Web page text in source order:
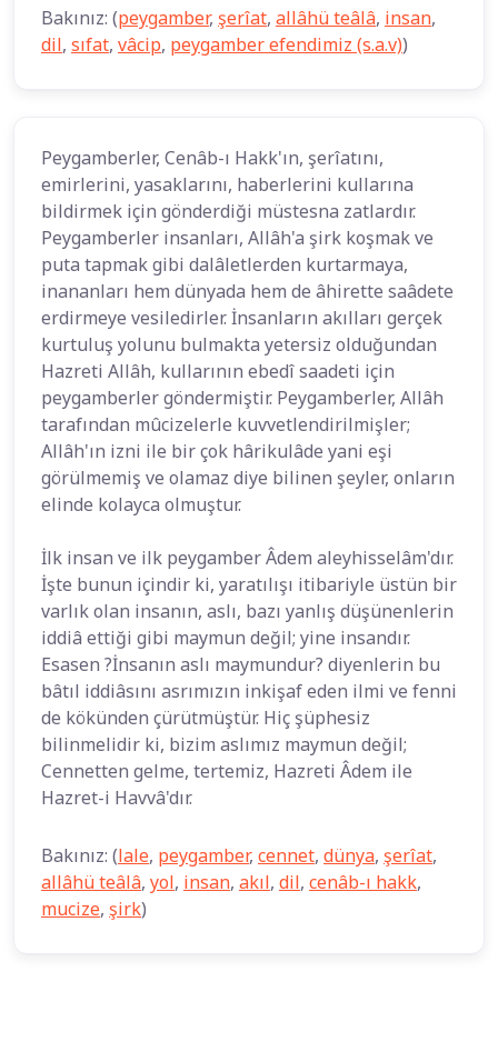
Bakınız: (peygamber, şerîat, allâhü teâlâ, insan,
dil, sıfat, vâcip, peygamber efendimiz (s.a.v))
Peygamberler, Cenâb-ı Hakk'ın, şerîatını,
emirlerini, yasaklarını, haberlerini kullarına
bildirmek için gönderdiği müstesna zatlardır.
Peygamberler insanları, Allâh'a şirk koşmak ve
puta tapmak gibi dalâletlerden kurtarmaya,
inananları hem dünyada hem de âhirette saâdete
erdirmeye vesiledirler. İnsanların akılları gerçek
kurtuluş yolunu bulmakta yetersiz olduğundan
Hazreti Allâh, kullarının ebedî saadeti için
peygamberler göndermiştir. Peygamberler, Allâh
tarafından mûcizelerle kuvvetlendirilmişler;
Allâh'ın izni ile bir çok hârikulâde yani eşi
görülmemiş ve olamaz diye bilinen şeyler, onların
elinde kolayca olmuştur.
İlk insan ve ilk peygamber Âdem aleyhisselâm'dır.
İşte bunun içindir ki, yaratılışı itibariyle üstün bir
varlık olan insanın, aslı, bazı yanlış düşünenlerin
iddiâ ettiği gibi maymun değil; yine insandır.
Esasen ?İnsanın aslı maymundur? diyenlerin bu
bâtıl iddiâsını asrımızın inkişaf eden ilmi ve fenni
de kökünden çürütmüştür. Hiç şüphesiz
bilinmelidir ki, bizim aslımız maymun değil;
Cennetten gelme, tertemiz, Hazreti Âdem ile
Hazret-i Havvâ'dır.
Bakınız: (lale, peygamber, cennet, dünya, şerîat,
allâhü teâlâ, yol, insan, akıl, dil, cenâb-ı hakk,
mucize, şirk)